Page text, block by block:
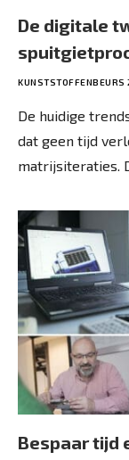
De digitale
KUNSTSTOFFENBEURS
De huidige
dat geen tijd
matrijsiteraties.
Bespaar tijd